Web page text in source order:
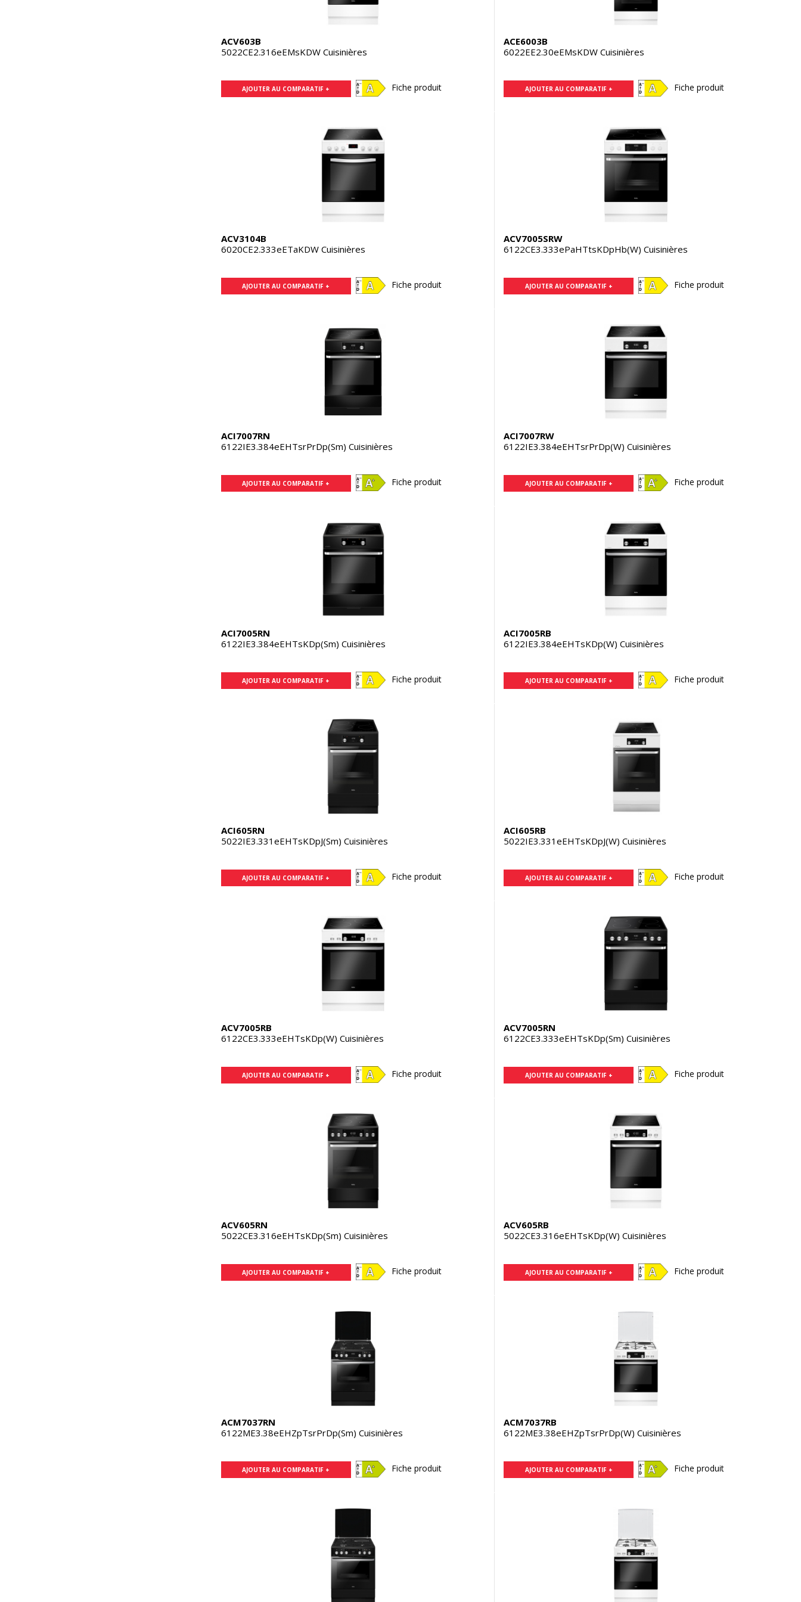
ACV603B
5022CE2.316eEMsKDW Cuisinières
AJOUTER AU COMPARATIF + Fiche produit
ACE6003B
6022EE2.30eEMsKDW Cuisinières
AJOUTER AU COMPARATIF + Fiche produit
ACV3104B
6020CE2.333eETaKDW Cuisinières
AJOUTER AU COMPARATIF + Fiche produit
ACV7005SRW
6122CE3.333ePaHTtsKDpHb(W) Cuisinières
AJOUTER AU COMPARATIF + Fiche produit
ACI7007RN
6122IE3.384eEHTsrPrDp(Sm) Cuisinières
AJOUTER AU COMPARATIF + Fiche produit
ACI7007RW
6122IE3.384eEHTsrPrDp(W) Cuisinières
AJOUTER AU COMPARATIF + Fiche produit
ACI7005RN
6122IE3.384eEHTsKDp(Sm) Cuisinières
AJOUTER AU COMPARATIF + Fiche produit
ACI7005RB
6122IE3.384eEHTsKDp(W) Cuisinières
AJOUTER AU COMPARATIF + Fiche produit
ACI605RN
5022IE3.331eEHTsKDpJ(Sm) Cuisinières
AJOUTER AU COMPARATIF + Fiche produit
ACI605RB
5022IE3.331eEHTsKDpJ(W) Cuisinières
AJOUTER AU COMPARATIF + Fiche produit
ACV7005RB
6122CE3.333eEHTsKDp(W) Cuisinières
AJOUTER AU COMPARATIF + Fiche produit
ACV7005RN
6122CE3.333eEHTsKDp(Sm) Cuisinières
AJOUTER AU COMPARATIF + Fiche produit
ACV605RN
5022CE3.316eEHTsKDp(Sm) Cuisinières
AJOUTER AU COMPARATIF + Fiche produit
ACV605RB
5022CE3.316eEHTsKDp(W) Cuisinières
AJOUTER AU COMPARATIF + Fiche produit
ACM7037RN
6122ME3.38eEHZpTsrPrDp(Sm) Cuisinières
AJOUTER AU COMPARATIF + Fiche produit
ACM7037RB
6122ME3.38eEHZpTsrPrDp(W) Cuisinières
AJOUTER AU COMPARATIF + Fiche produit